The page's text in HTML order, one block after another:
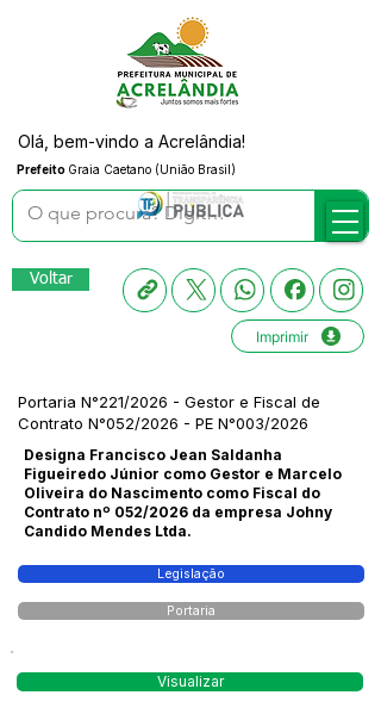
Prefeito Graia Caetano (União Brasil)
Olá, bem-vindo a Acrelândia!
Voltar
Imprimir
Portaria N°221/2026 - Gestor e Fiscal de
Contrato N°052/2026 - PE N°003/2026
Designa Francisco Jean Saldanha
Figueiredo Júnior como Gestor e Marcelo
Oliveira do Nascimento como Fiscal do
Contrato nº 052/2026 da empresa Johny
Candido Mendes Ltda.
Legislação
Portaria
Visualizar